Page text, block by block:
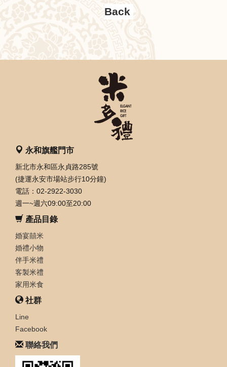
永和旗艦門市
新北市永和區永貞路285號
(捷運永安市場站步行10分鐘)
電話：02-2922-3030
週一~週六09:00至20:00
產品目錄
婚宴囍米
婚禮小物
伴手米禮
客製米禮
家用米食
社群
Line
Facebook
聯絡我們